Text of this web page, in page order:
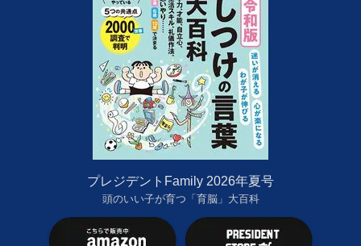
プレジデントFamily 2026年夏号
頭のいい子が育つ「育脳」大百科